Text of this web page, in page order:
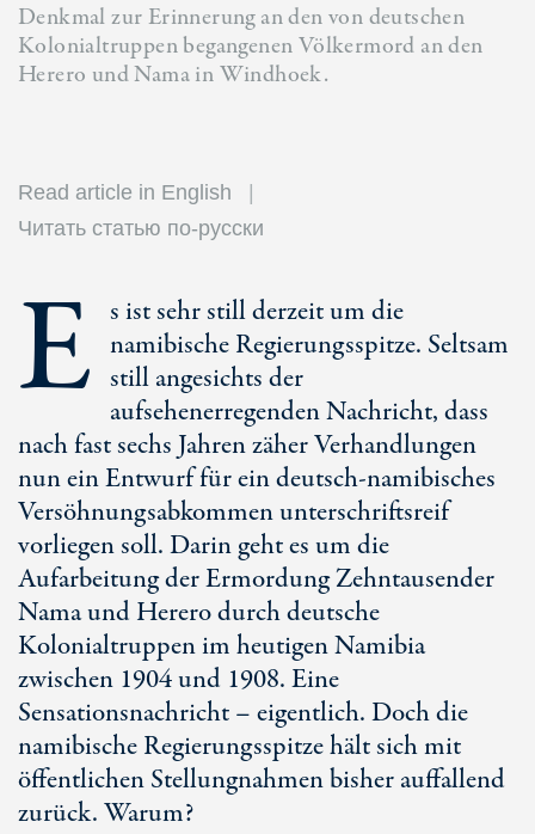
Denkmal zur Erinnerung an den von deutschen
Kolonialtruppen begangenen Völkermord an den
Herero und Nama in Windhoek.
Read article in English
Читать статью по-русски
E s ist sehr still derzeit um die
namibische Regierungsspitze. Seltsam
still angesichts der
aufsehenerregenden Nachricht, dass
nach fast sechs Jahren zäher Verhandlungen
nun ein Entwurf für ein deutsch-namibisches
Versöhnungsabkommen unterschriftsreif
vorliegen soll. Darin geht es um die
Aufarbeitung der Ermordung Zehntausender
Nama und Herero durch deutsche
Kolonialtruppen im heutigen Namibia
zwischen 1904 und 1908. Eine
Sensationsnachricht – eigentlich. Doch die
namibische Regierungsspitze hält sich mit
öffentlichen Stellungnahmen bisher auffallend
zurück. Warum?